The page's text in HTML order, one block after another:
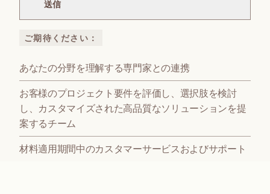
ご期待ください：
あなたの分野を理解する専門家との連携
お客様のプロジェクト要件を評価し、選択肢を検討
し、カスタマイズされた高品質なソリューションを提
案するチーム
材料適用期間中のカスタマーサービスおよびサポート